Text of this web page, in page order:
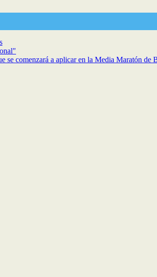
se comenzará a aplicar en la Media Maratón de